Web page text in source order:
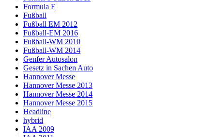
Formula E
Fußball
Fußball EM 2012
Fußball-EM 2016
Fußball-WM 2010
Fußball-WM 2014
Genfer Autosalon
Gesetz in Sachen Auto
Hannover Messe
Hannover Messe 2013
Hannover Messe 2014
Hannover Messe 2015
Headline
hybrid
IAA 2009